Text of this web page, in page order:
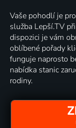
Vaše pohodlí je
služba Lepší.TV
dispozici je vám
oblíbené pořady
funguje naprosto
nabídka stanic
rodiny.